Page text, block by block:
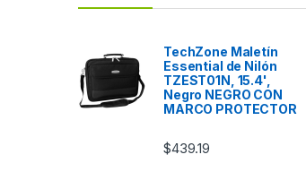
TechZone Maletín
Essential de Nilón
TZEST01N, 15.4',
Negro NEGRO CON
MARCO PROTECTOR
$439.19